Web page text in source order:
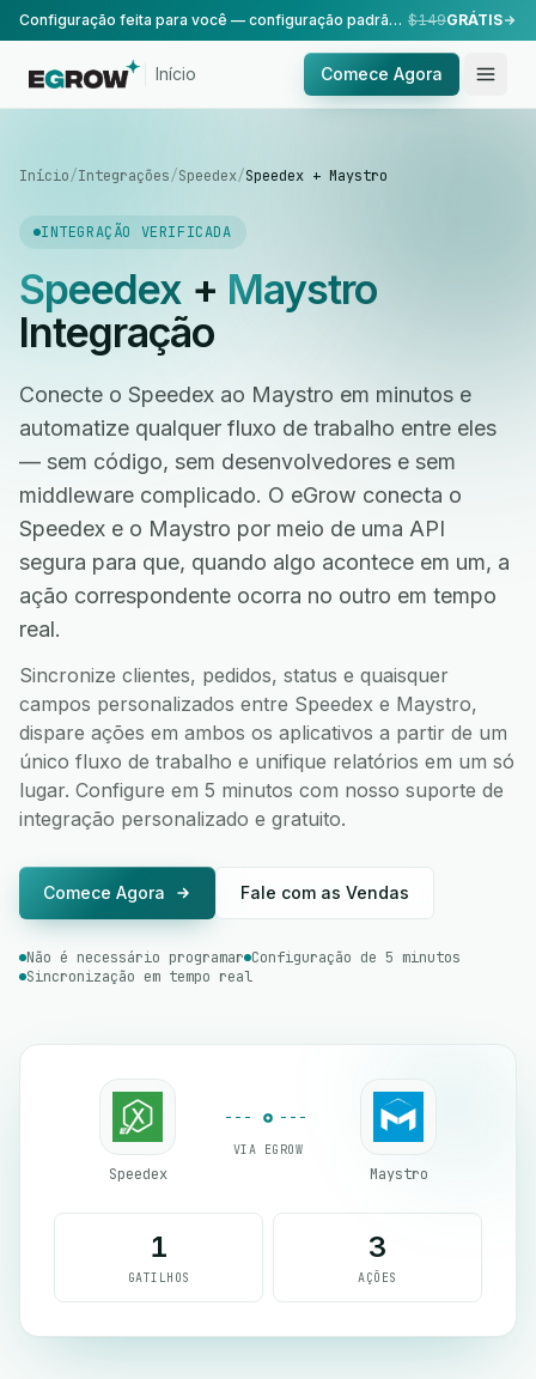
Configuração feita para você — configuração padrão, realizada pela nossa equipe. $149GRÁTIS
Início Comece Agora
Início/Integrações/Speedex/Speedex + Maystro
INTEGRAÇÃO VERIFICADA
Speedex+ Maystro
Integração
Conecte o Speedex ao Maystro em minutos e
automatize qualquer fluxo de trabalho entre eles
— sem código, sem desenvolvedores e sem
middleware complicado. O eGrow conecta o
Speedex e o Maystro por meio de uma API
segura para que, quando algo acontece em um, a
ação correspondente ocorra no outro em tempo
real.
Sincronize clientes, pedidos, status e quaisquer
campos personalizados entre Speedex e Maystro,
dispare ações em ambos os aplicativos a partir de um
único fluxo de trabalho e unifique relatórios em um só
lugar. Configure em 5 minutos com nosso suporte de
integração personalizado e gratuito.
Comece Agora Fale com as Vendas
Não é necessário programar Configuração de 5 minutos
Sincronização em tempo real
Speedex
VIA EGROW
Maystro
1
GATILHOS
3
AÇÕES